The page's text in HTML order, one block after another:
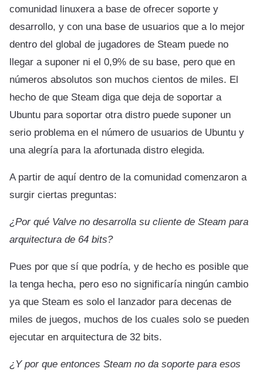
comunidad linuxera a base de ofrecer soporte y
desarrollo, y con una base de usuarios que a lo mejor
dentro del global de jugadores de Steam puede no
llegar a suponer ni el 0,9% de su base, pero que en
números absolutos son muchos cientos de miles. El
hecho de que Steam diga que deja de soportar a
Ubuntu para soportar otra distro puede suponer un
serio problema en el número de usuarios de Ubuntu y
una alegría para la afortunada distro elegida.
A partir de aquí dentro de la comunidad comenzaron a
surgir ciertas preguntas:
¿Por qué Valve no desarrolla su cliente de Steam para
arquitectura de 64 bits?
Pues por que sí que podría, y de hecho es posible que
la tenga hecha, pero eso no significaría ningún cambio
ya que Steam es solo el lanzador para decenas de
miles de juegos, muchos de los cuales solo se pueden
ejecutar en arquitectura de 32 bits.
¿Y por que entonces Steam no da soporte para esos